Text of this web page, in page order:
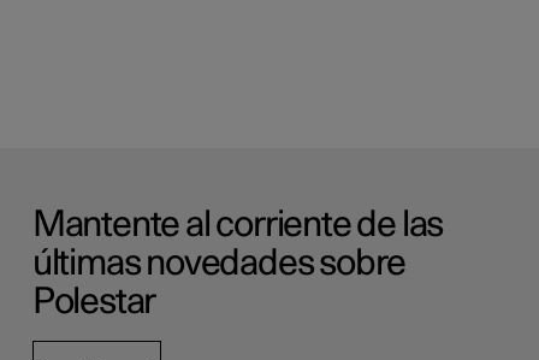
Mantente al corriente de las
últimas novedades sobre
Polestar